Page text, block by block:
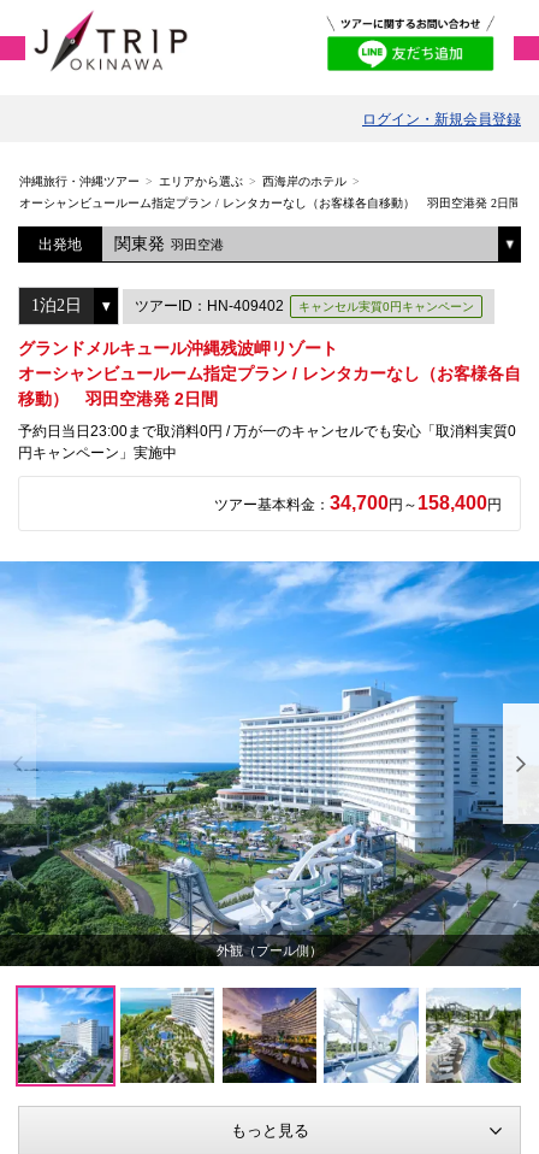
ログイン・新規会員登録
沖縄旅行・沖縄ツアー エリアから選ぶ
西海岸のホテル
オーシャンビュールーム指定プラン / レンタカーなし（お客様各自移動） 羽田空港発 2日間
出発地 関東発 羽田空港
ツアーID：HN-409402 キャンセル実質0円キャンペーン
グランドメルキュール沖縄残波岬リゾート
オーシャンビュールーム指定プラン / レンタカーなし（お客様各自
移動） 羽田空港発 2日間
予約日当日23:00まで取消料0円 / 万が一のキャンセルでも安心「取消料実質0
円キャンペーン」実施中
ツアー基本料金： 34,700円～ 158,400円
外観（プール側）
もっと見る